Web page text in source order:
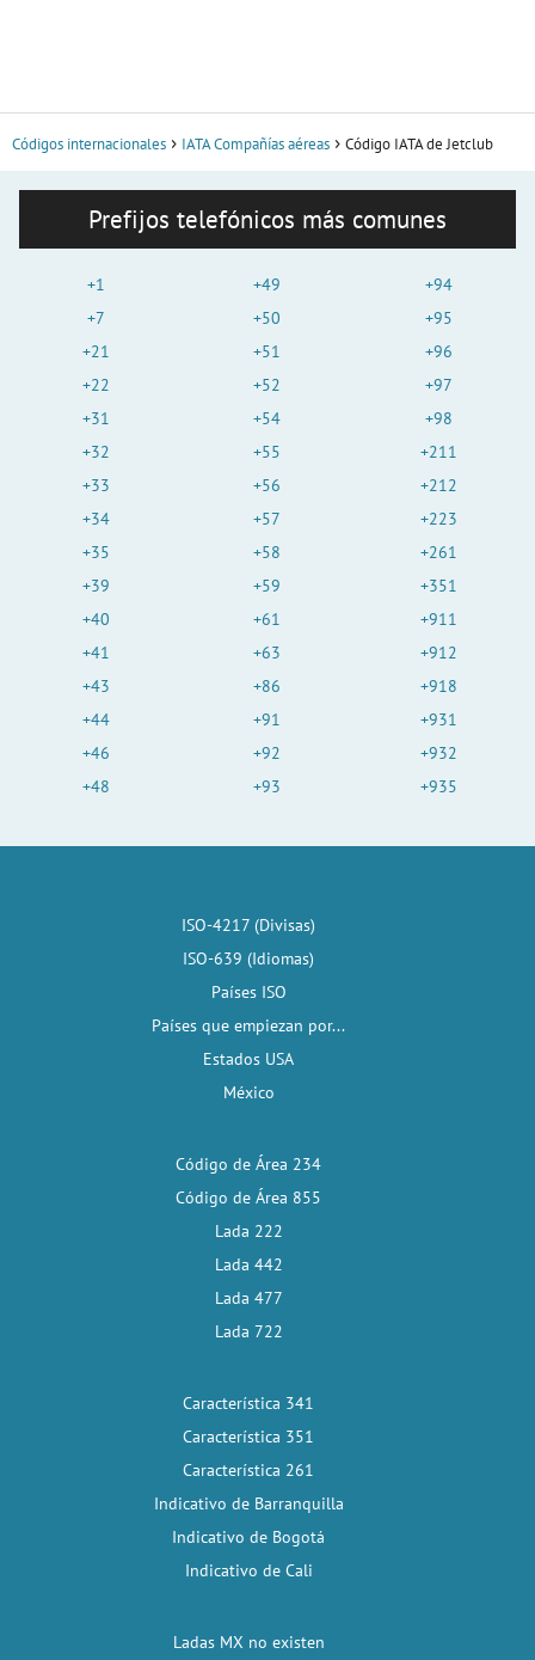
Códigos internacionales IATA Compañías aéreas Código IATA de Jetclub
Prefijos telefónicos más comunes
+1
+7
+21
+22
+31
+32
+33
+34
+35
+39
+40
+41
+43
+44
+46
+48
+49
+50
+51
+52
+54
+55
+56
+57
+58
+59
+61
+63
+86
+91
+92
+93
+94
+95
+96
+97
+98
+211
+212
+223
+261
+351
+911
+912
+918
+931
+932
+935
ISO-4217 (Divisas)
ISO-639 (Idiomas)
Países ISO
Países que empiezan por...
Estados USA
México
Código de Área 234
Código de Área 855
Lada 222
Lada 442
Lada 477
Lada 722
Característica 341
Característica 351
Característica 261
Indicativo de Barranquilla
Indicativo de Bogotá
Indicativo de Cali
Ladas MX no existen